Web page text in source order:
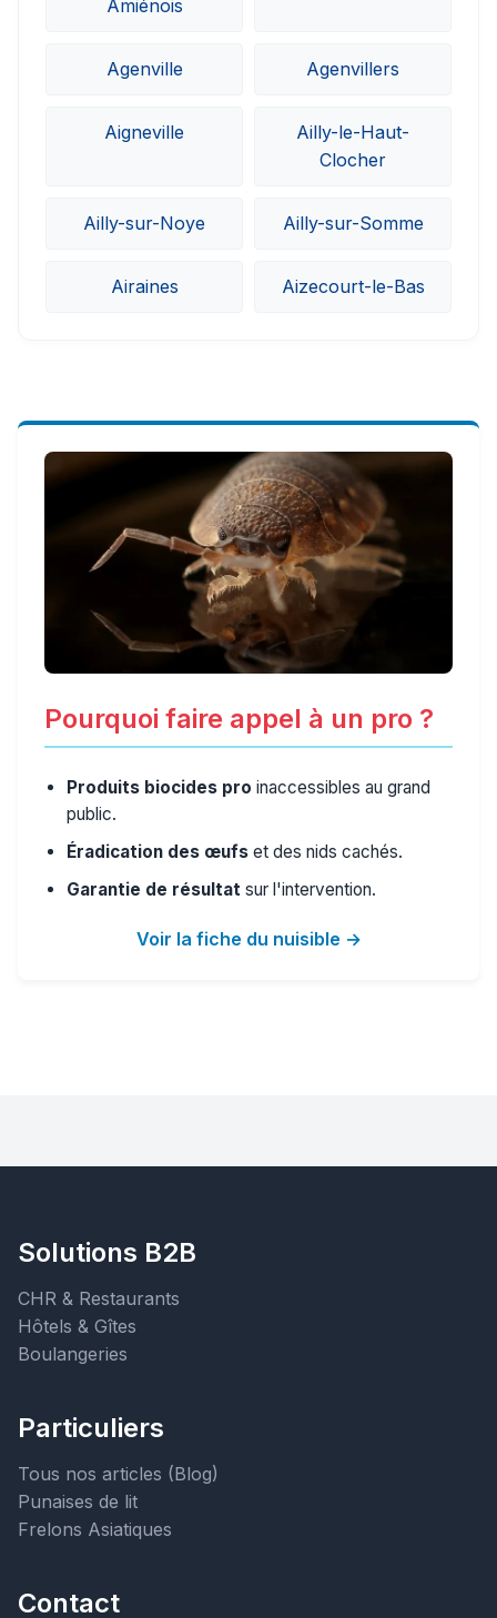
Amiénois
Agenville Agenvillers
Aigneville
Ailly-le-Haut-
Clocher
Ailly-sur-Noye Ailly-sur-Somme
Airaines Aizecourt-le-Bas
Pourquoi faire appel à un pro ?
Produits biocides pro inaccessibles au grand
public.
Éradication des œufs et des nids cachés.
Garantie de résultat sur l'intervention.
Voir la fiche du nuisible →
Solutions B2B
CHR & Restaurants
Hôtels & Gîtes
Boulangeries
Particuliers
Tous nos articles (Blog)
Punaises de lit
Frelons Asiatiques
Contact